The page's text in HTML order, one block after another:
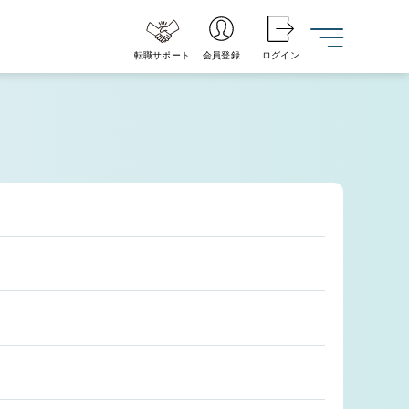
転職サポート 会員登録 ログイン